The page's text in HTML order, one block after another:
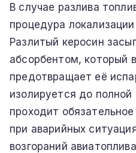
В случае разлива
процедура
Разлитый керосин
абсорбентом, который
предотвращает её
изолируется до полной
проходит
при аварийных
возгораний